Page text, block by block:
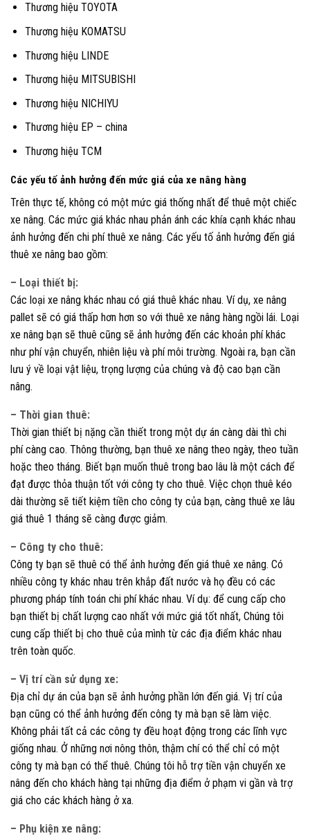
Thương hiệuTOYOTA
Thương hiệu KOMATSU
Thương hiệu LINDE
Thương hiệu MITSUBISHI
Thương hiệu NICHIYU
Thương hiệu EP – china
Thương hiệu TCM
Các yếu tố ảnh hưởng đến mức giá của xe nâng hàng
Trên thực tế, không có một mức giá thống nhất để thuê một chiếc
xe nâng. Các mức giá khác nhau phản ánh các khía cạnh khác nhau
ảnh hưởng đến chi phí thuê xe nâng. Các yếu tố ảnh hưởng đến giá
thuê xe nâng bao gồm:
– Loại thiết bị:
Các loại xe nâng khác nhau có giá thuê khác nhau. Ví dụ, xe nâng
pallet sẽ có giá thấp hơn hơn so với thuê xe nâng hàng ngồi lái. Loại
xe nâng bạn sẽ thuê cũng sẽ ảnh hưởng đến các khoản phí khác
như phí vận chuyển, nhiên liệu và phí môi trường. Ngoài ra, bạn cần
lưu ý về loại vật liệu, trọng lượng của chúng và độ cao bạn cần
nâng.
– Thời gian thuê:
Thời gian thiết bị nặng cần thiết trong một dự án càng dài thì chi
phí càng cao. Thông thường, bạn thuê xe nâng theo ngày, theo tuần
hoặc theo tháng. Biết bạn muốn thuê trong bao lâu là một cách để
đạt được thỏa thuận tốt với công ty cho thuê. Việc chọn thuê kéo
dài thường sẽ tiết kiệm tiền cho công ty của bạn, càng thuê xe lâu
giá thuê 1 tháng sẽ càng được giảm.
– Công ty cho thuê:
Công ty bạn sẽ thuê có thể ảnh hưởng đến giá thuê xe nâng. Có
nhiều công ty khác nhau trên khắp đất nước và họ đều có các
phương pháp tính toán chi phí khác nhau. Ví dụ: để cung cấp cho
bạn thiết bị chất lượng cao nhất với mức giá tốt nhất, Chúng tôi
cung cấp thiết bị cho thuê của mình từ các địa điểm khác nhau
trên toàn quốc.
– Vị trí cần sử dụng xe:
Địa chỉ dự án của bạn sẽ ảnh hưởng phần lớn đến giá. Vị trí của
bạn cũng có thể ảnh hưởng đến công ty mà bạn sẽ làm việc.
Không phải tất cả các công ty đều hoạt động trong các lĩnh vực
giống nhau. Ở những nơi nông thôn, thậm chí có thể chỉ có một
công ty mà bạn có thể thuê. Chúng tôi hỗ trợ tiền vận chuyển xe
nâng đến cho khách hàng tại những địa điểm ở phạm vi gần và trợ
giá cho các khách hàng ở xa.
– Phụ kiện xe nâng: